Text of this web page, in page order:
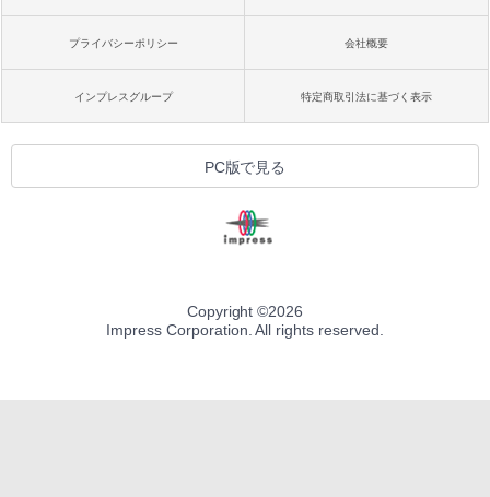
プライバシーポリシー 会社概要
インプレスグループ 特定商取引法に基づく表示
PC版で見る
Copyright ©2026
Impress Corporation. All rights reserved.